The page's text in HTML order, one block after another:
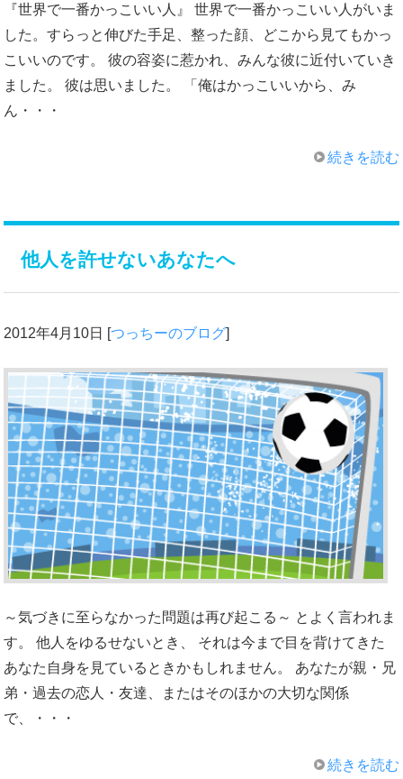
『世界で一番かっこいい人』 世界で一番かっこいい人がいま
した。すらっと伸びた手足、整った顔、どこから見てもかっ
こいいのです。 彼の容姿に惹かれ、みんな彼に近付いていき
ました。 彼は思いました。 「俺はかっこいいから、み
ん・・・
続きを読む
他人を許せないあなたへ
2012年4月10日 [つっちーのブログ]
～気づきに至らなかった問題は再び起こる～ とよく言われま
す。 他人をゆるせないとき、 それは今まで目を背けてきた
あなた自身を見ているときかもしれません。 あなたが親・兄
弟・過去の恋人・友達、またはそのほかの大切な関係
で、・・・
続きを読む